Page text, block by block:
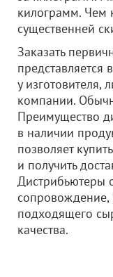
килограмм. Чем
существенней
Заказать
у изготовителя,
компании.
Преимущество
в наличии
позволяет
и получить
Дистрибьютеры
подходящего
качества.